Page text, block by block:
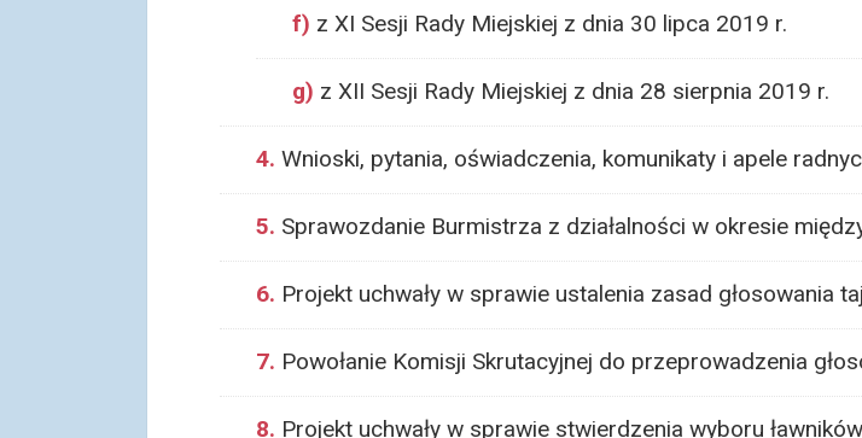
f) z XI Sesji Rady Miejskiej z dnia 30 lipca 2019 r.
g) z XII Sesji Rady Miejskiej z dnia 28 sierpnia 2019 r.
4. Wnioski, pytania, oświadczenia, komunikaty i apele
5. Sprawozdanie Burmistrza z działalności w okresie
6. Projekt uchwały w sprawie ustalenia zasad głosowania
7. Powołanie Komisji Skrutacyjnej do przeprowadzenia
8. Projekt uchwały w sprawie stwierdzenia wyboru